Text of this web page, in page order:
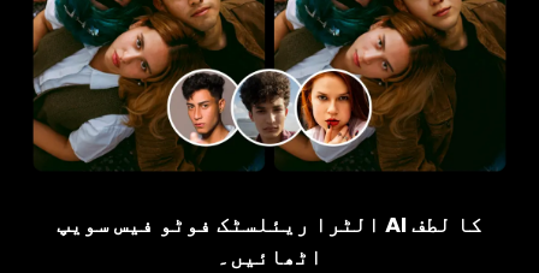
الٹرا ریئلسٹک فوٹو فیس سویپ AI کا لطف
اٹھائیں۔